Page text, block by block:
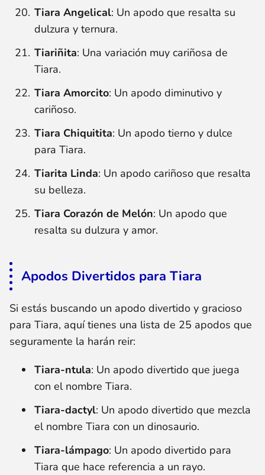
Tiara Angelical: Un apodo que resalta su
dulzura y ternura.
Tiariñita: Una variación muy cariñosa de
Tiara.
Tiara Amorcito: Un apodo diminutivo y
cariñoso.
Tiara Chiquitita: Un apodo tierno y dulce
para Tiara.
Tiarita Linda: Un apodo cariñoso que resalta
su belleza.
Tiara Corazón de Melón: Un apodo que
resalta su dulzura y amor.
Apodos Divertidos para Tiara
Si estás buscando un apodo divertido y gracioso
para Tiara, aquí tienes una lista de 25 apodos que
seguramente la harán reir:
Tiara-ntula: Un apodo divertido que juega
con el nombre Tiara.
Tiara-dactyl: Un apodo divertido que mezcla
el nombre Tiara con un dinosaurio.
Tiara-lámpago: Un apodo divertido para
Tiara que hace referencia a un rayo.